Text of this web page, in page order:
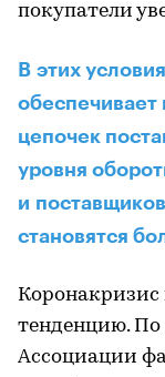
покупатели
В этих
обеспечивает
цепочек
уровня
и
становятся
Коронакризис
тенденцию.
Ассоциации